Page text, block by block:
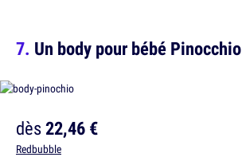
Un body pour bébé Pinocchio
dès22,46 €
Redbubble